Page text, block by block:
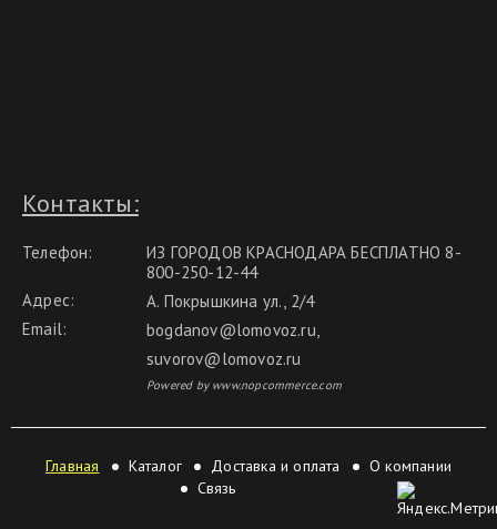
Контакты:
Телефон:
ИЗ ГОРОДОВ КРАСНОДАРА БЕСПЛАТНО 8-
800-250-12-44
Адрес:
А. Покрышкина ул., 2/4
Email:
bogdanov@lomovoz.ru,
suvorov@lomovoz.ru
Powered by www.nopcommerce.com
Главная Каталог Доставка и оплата
О компании
Связь